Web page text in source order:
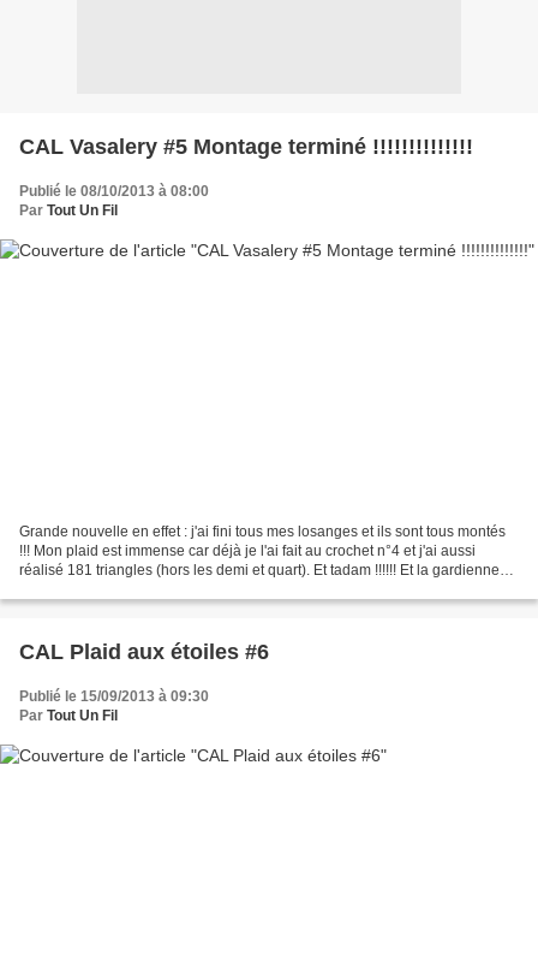
CAL Vasalery #5 Montage terminé !!!!!!!!!!!!!!
Publié le 08/10/2013 à 08:00
Par Tout Un Fil
Grande nouvelle en effet : j'ai fini tous mes losanges et ils sont tous montés
!!! Mon plaid est immense car déjà je l'ai fait au crochet n°4 et j'ai aussi
réalisé 181 triangles (hors les demi et quart). Et tadam !!!!!! Et la gardienne
CAL Plaid aux étoiles #6
Publié le 15/09/2013 à 09:30
Par Tout Un Fil